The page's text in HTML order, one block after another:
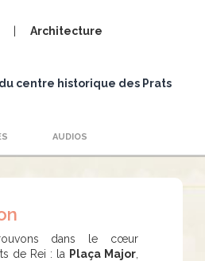
Architecture
centre historique des Prats
AUDIOS
dans le cœur
de Rei : la Plaça Major